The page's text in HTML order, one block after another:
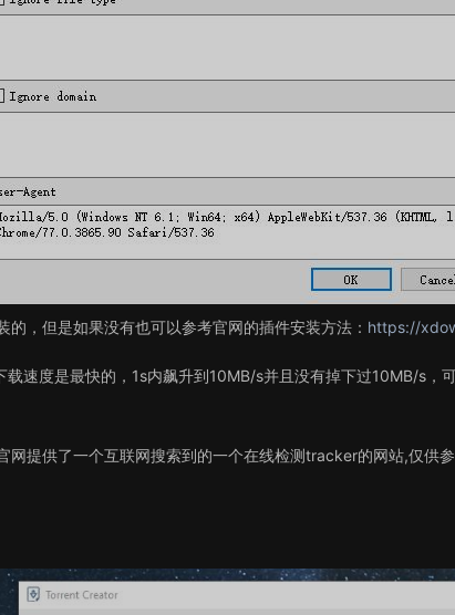
，但是如果没有也可以参考官网的插件安装方法： https://
速度是最快的，1s内飙升到10MB/s并且没有掉下过10MB/s，
网提供了一个互联网搜索到的一个在线检测tracker的网站,仅供